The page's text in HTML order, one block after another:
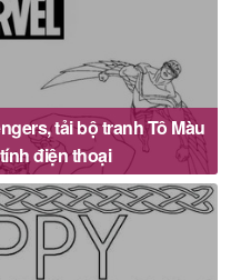
tải bộ tranh Tô Màu
điện thoại